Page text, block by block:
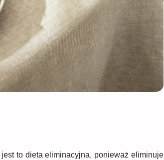
to dieta eliminacyjna, ponieważ eliminuje